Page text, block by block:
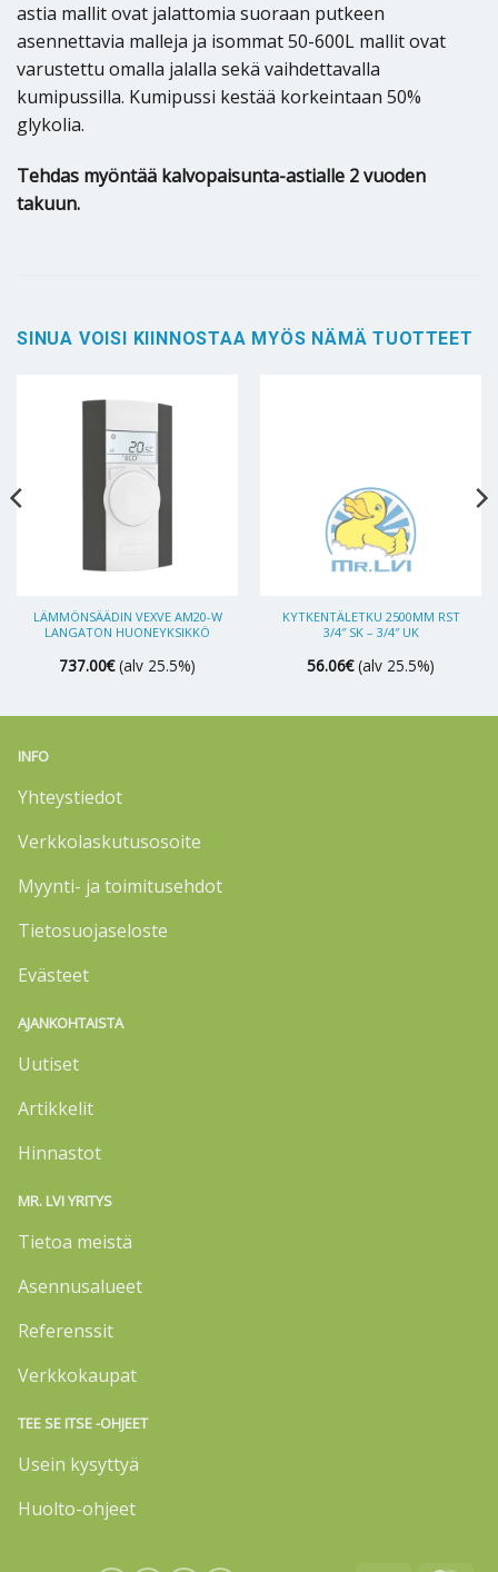
astia mallit ovat jalattomia suoraan putkeen
asennettavia malleja ja isommat 50-600L mallit ovat
varustettu omalla jalalla sekä vaihdettavalla
kumipussilla. Kumipussi kestää korkeintaan 50%
glykolia.
Tehdas myöntää kalvopaisunta-astialle 2 vuoden
takuun.
SINUA VOISI KIINNOSTAA MYÖS NÄMÄ TUOTTEET
LÄMMÖNSÄÄDIN VEXVE AM20-W
LANGATON HUONEYKSIKKÖ
737.00€ (alv 25.5%)
KYTKENTÄLETKU 2500MM RST
3/4″ SK – 3/4″ UK
56.06€ (alv 25.5%)
INFO
Yhteystiedot
Verkkolaskutusosoite
Myynti- ja toimitusehdot
Tietosuojaseloste
Evästeet
AJANKOHTAISTA
Uutiset
Artikkelit
Hinnastot
MR. LVI YRITYS
Tietoa meistä
Asennusalueet
Referenssit
Verkkokaupat
TEE SE ITSE -OHJEET
Usein kysyttyä
Huolto-ohjeet